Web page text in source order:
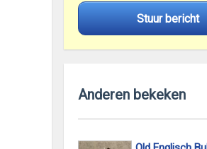
Stuur bericht
Anderen bekeken